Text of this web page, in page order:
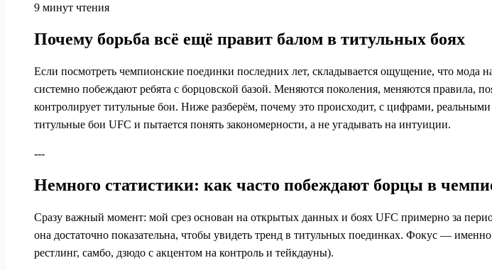
9 минут чтения
Почему борьба всё ещё правит балом в титульных боях
Если посмотреть чемпионские поединки последних лет, складывается ощущение, что мода
системно побеждают ребята с борцовской базой. Меняются поколения, меняются правила,
контролирует титульные бои. Ниже разберём, почему это происходит, с цифрами,
титульные бои UFC и пытается понять закономерности, а не угадывать на интуиции.
---
Немного статистики: как часто побеждают борцы в
Сразу важный момент: мой срез основан на открытых данных и боях UFC примерно за
она достаточно показательна, чтобы увидеть тренд в титульных поединках. Фокус —
рестлинг, самбо, дзюдо с акцентом на контроль и тейкдауны).